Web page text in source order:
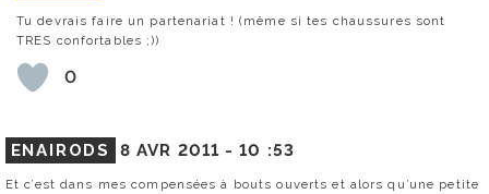
Tu devrais faire un partenariat ! (même si tes chaussures sont
TRES confortables ;))
0
ENAIRODS 8 AVR 2011 -10 :53
Et c’est dans mes compensées à bouts ouverts et alors qu’une petite